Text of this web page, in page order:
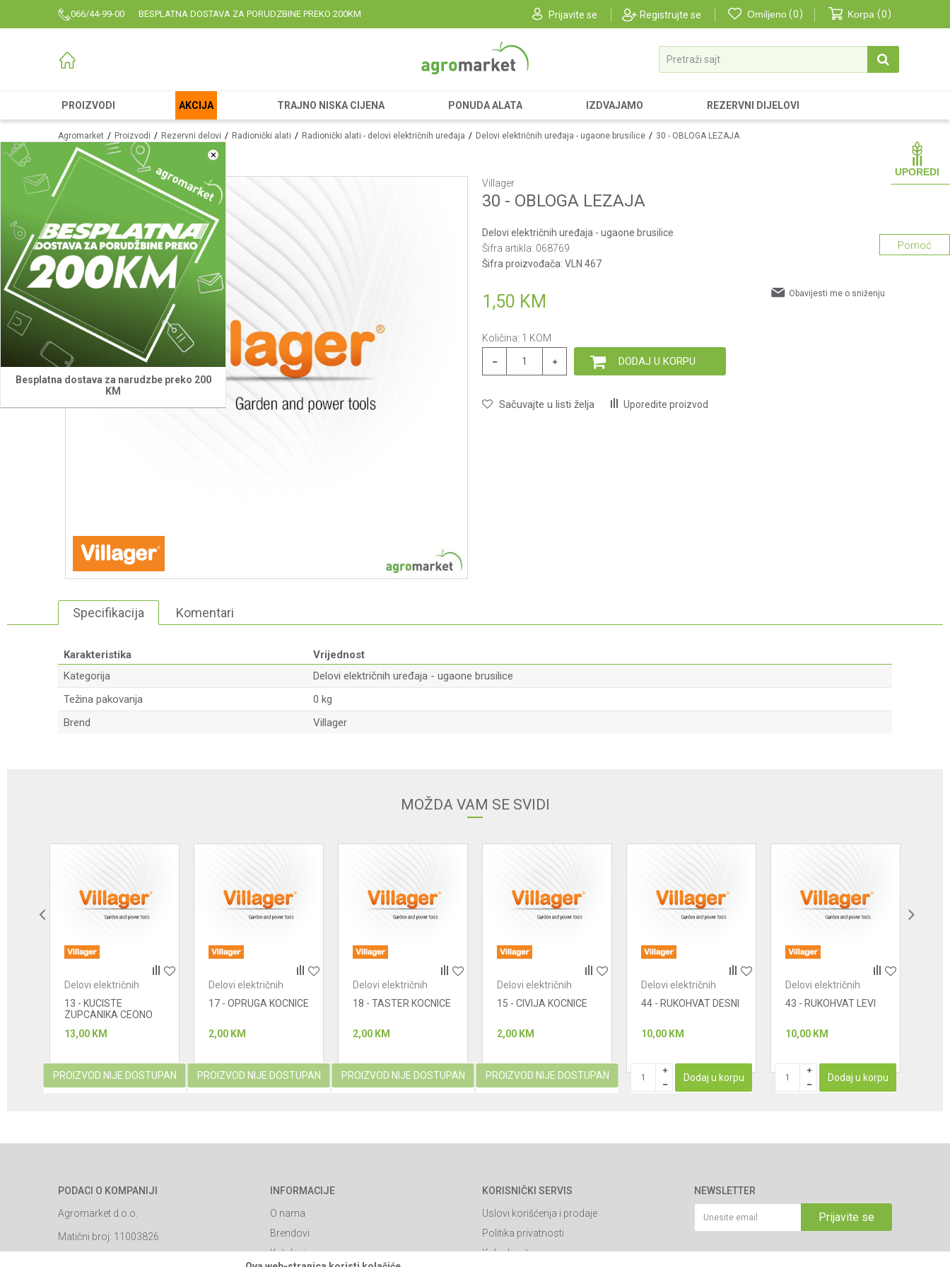
066/44-99-00 BESPLATNA DOSTAVA ZA PORUDZBINE PREKO 200KM Prijavite se Registrujte se Omiljeno 0 Korpa 0
Pretraži sajt
PROIZVODI AKCIJA TRAJNO NISKA CIJENA PONUDA ALATA IZDVAJAMO REZERVNI DIJELOVI
×
Besplatna dostava za narudzbe preko 200
KM
UPOREDI
Agromarket Proizvodi Rezervni delovi Radionički alati Radionički alati - delovi električnih uređaja Delovi električnih uređaja - ugaone brusilice 30 - OBLOGA LEZAJA
Villager
30 - OBLOGA LEZAJA
Delovi električnih uređaja - ugaone brusilice
Šifra artikla: 068769
Šifra proizvođača: VLN 467
1,50 KM Obavijesti me o sniženju
Količina: 1 KOM
DODAJ U KORPU
Sačuvajte u listi želja Uporedite proizvod
Pomoć
Specifikacija Komentari
Karakteristika
Vrijednost
Kategorija
Delovi električnih uređaja - ugaone brusilice
Težina pakovanja
0 kg
Brend
Villager
MOŽDA VAM SE SVIDI
Delovi električnih
brusilice
13 - KUCISTE
ZUPCANIKA CEONO
13,00 KM
PROIZVOD NIJE DOSTUPAN
Delovi električnih
brusilice
17 - OPRUGA KOCNICE
2,00 KM
PROIZVOD NIJE DOSTUPAN
Delovi električnih
brusilice
18 - TASTER KOCNICE
2,00 KM
PROIZVOD NIJE DOSTUPAN
Delovi električnih
brusilice
15 - CIVIJA KOCNICE
2,00 KM
PROIZVOD NIJE DOSTUPAN
Delovi električnih
brusilice
44 - RUKOHVAT DESNI
10,00 KM
Dodaj u korpu
Delovi električnih
brusilice
43 - RUKOHVAT LEVI
10,00 KM
Dodaj u korpu
PODACI O KOMPANIJI
Agromarket d.o.o.
Matični broj: 11003826
INFORMACIJE
O nama
Brendovi
Katalozi
KORISNIČKI SERVIS
Uslovi korišćenja i prodaje
Politika privatnosti
Kako kupiti
NEWSLETTER
Prijavite se